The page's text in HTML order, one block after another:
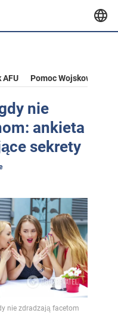
AFU Pomoc Wojskowa Dla
nie
ankieta
sekrety
nie zdradzają facetom